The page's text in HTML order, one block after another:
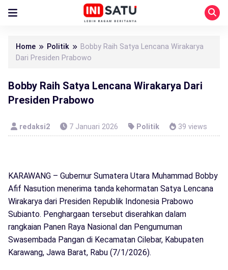
Home Politik
Bobby Raih Satya Lencana Wirakarya
Dari Presiden Prabowo
Bobby Raih Satya Lencana Wirakarya Dari
Presiden Prabowo
redaksi2 7 Januari 2026 Politik 39 views
KARAWANG – Gubernur Sumatera Utara Muhammad Bobby
Afif Nasution menerima tanda kehormatan Satya Lencana
Wirakarya dari Presiden Republik Indonesia Prabowo
Subianto. Penghargaan tersebut diserahkan dalam
rangkaian Panen Raya Nasional dan Pengumuman
Swasembada Pangan di Kecamatan Cilebar, Kabupaten
Karawang, Jawa Barat, Rabu (7/1/2026).